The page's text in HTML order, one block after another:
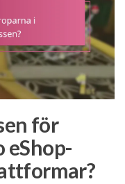
för
eShop-